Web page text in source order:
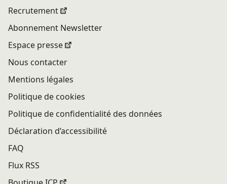
Recrutement
Abonnement Newsletter
Espace presse
Nous contacter
Mentions légales
Politique de cookies
Politique de confidentialité des données
Déclaration d’accessibilité
FAQ
Flux RSS